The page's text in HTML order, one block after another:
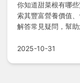
你知道甜菜根有哪
索其豐富營養價值
解答常見疑問，幫
2025-10-31